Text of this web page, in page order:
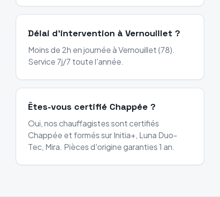
Délai d'intervention à Vernouillet ?
Moins de 2h en journée à Vernouillet (78).
Service 7j/7 toute l'année.
Êtes-vous certifié Chappée ?
Oui, nos chauffagistes sont certifiés
Chappée et formés sur Initia+, Luna Duo-
Tec, Mira. Pièces d'origine garanties 1 an.